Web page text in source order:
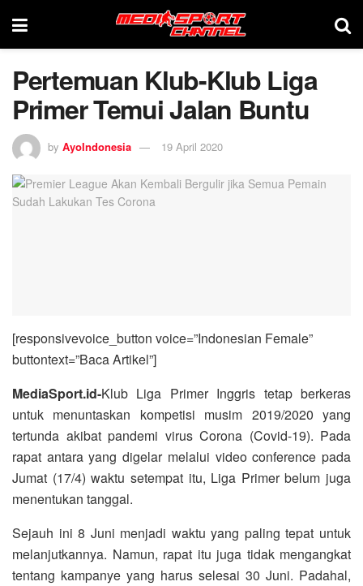
Pertemuan Klub-Klub Liga
Primer Temui Jalan Buntu
by AyoIndonesia 19 April 2020
[responsivevoice_button voice=”Indonesian Female”
buttontext=”Baca Artikel”]
MediaSport.id-Klub Liga Primer Inggris tetap berkeras
untuk menuntaskan kompetisi musim 2019/2020 yang
tertunda akibat pandemi virus Corona (Covid-19). Pada
rapat antara yang digelar melalui video conference pada
Jumat (17/4) waktu setempat itu, Liga Primer belum juga
menentukan tanggal.
Sejauh ini 8 Juni menjadi waktu yang paling tepat untuk
melanjutkannya. Namun, rapat itu juga tidak mengangkat
tentang kampanye yang harus selesai 30 Juni. Padahal,